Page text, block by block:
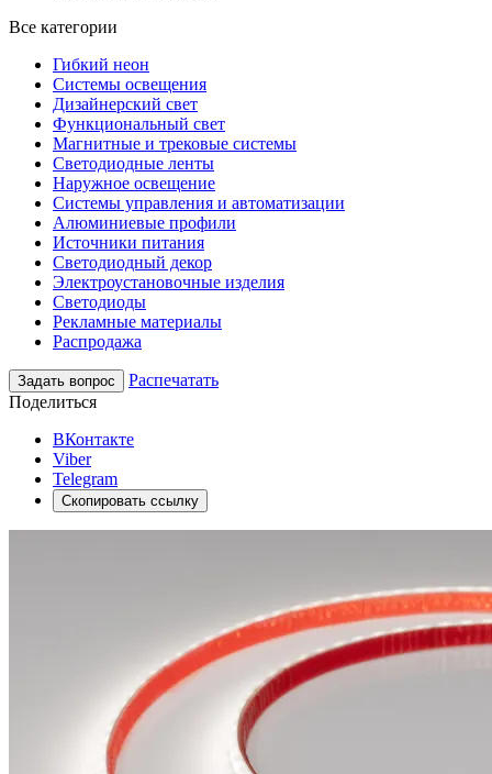
Все категории
Гибкий неон
Системы освещения
Дизайнерский свет
Функциональный свет
Магнитные и трековые системы
Светодиодные ленты
Наружное освещение
Системы управления и автоматизации
Алюминиевые профили
Источники питания
Светодиодный декор
Электроустановочные изделия
Светодиоды
Рекламные материалы
Распродажа
Задать вопрос
Распечатать
Поделиться
ВКонтакте
Viber
Telegram
Скопировать ссылку